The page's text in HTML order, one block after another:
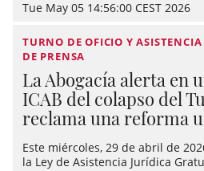
Tue May 05 14:56:00 CEST 2026
TURNO DE OFICIO Y
DE PRENSA
La Abogacía alerta en
ICAB del colapso del
reclama una reforma
Este miércoles, 29 de abril de
la Ley de Asistencia Jurídica